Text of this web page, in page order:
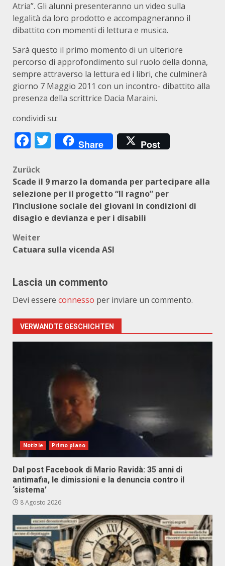
Atria”. Gli alunni presenteranno un video sulla
legalità da loro prodotto e accompagneranno il
dibattito con momenti di lettura e musica.
Sarà questo il primo momento di un ulteriore
percorso di approfondimento sul ruolo della donna,
sempre attraverso la lettura ed i libri, che culminerà
giorno 7 Maggio 2011 con un incontro- dibattito alla
presenza della scrittrice Dacia Maraini.
condividi su:
Facebook
Twitter
Share Post
Beitragsnavigation
Zurück
Scade il 9 marzo la domanda per partecipare alla
selezione per il progetto “Il ragno” per
l’inclusione sociale dei giovani in condizioni di
disagio e devianza e per i disabili
Weiter
Catuara sulla vicenda ASI
Lascia un commento
Devi essere connesso per inviare un commento.
VERWANDTE GESCHICHTEN
Notizie Primo piano
Dal post Facebook di Mario Ravidà: 35 anni di
antimafia, le dimissioni e la denuncia contro il
‘sistema’
8 Agosto 2026